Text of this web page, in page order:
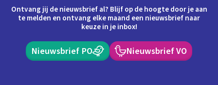
Ontvang jij de nieuwsbrief al? Blijf op de hoogte door je aan
te melden en ontvang elke maand een nieuwsbrief naar
keuze in je inbox!
Nieuwsbrief PO Nieuwsbrief VO